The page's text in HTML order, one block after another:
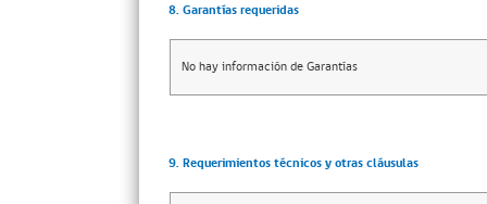
8. Garantías requeridas
No hay información de Garantías
9. Requerimientos técnicos y otras cláusulas